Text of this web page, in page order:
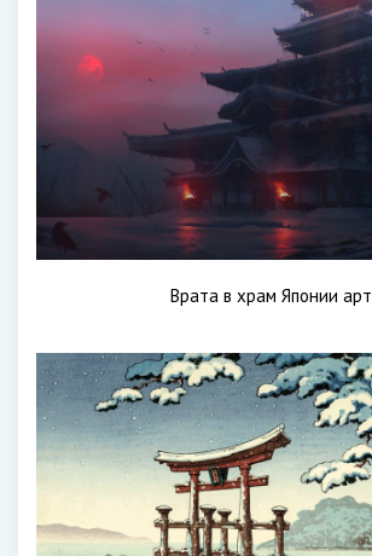
Врата в храм Японии арт